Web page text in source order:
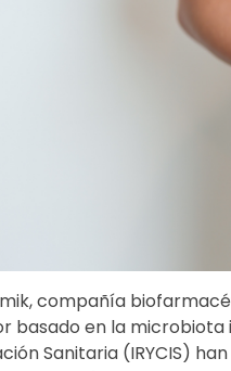
compañía
basado en la microbiota
Sanitaria (IRYCIS)